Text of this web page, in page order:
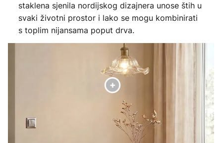
staklena sjenila nordijskog dizajnera unose štih u
svaki životni prostor i lako se mogu kombinirati
s toplim nijansama poput drva.